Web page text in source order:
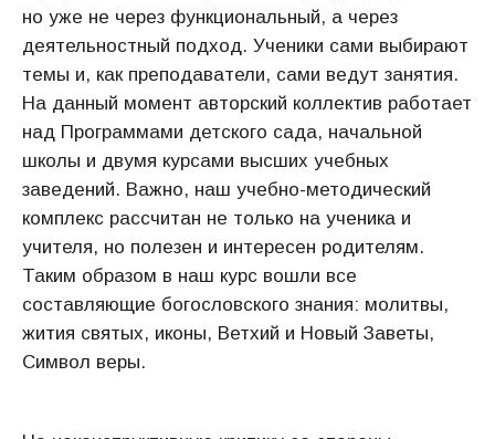
но уже не через функциональный, а через
деятельностный подход. Ученики сами выбирают
темы и, как преподаватели, сами ведут занятия.
На данный момент авторский коллектив работает
над Программами детского сада, начальной
школы и двумя курсами высших учебных
заведений. Важно, наш учебно-методический
комплекс рассчитан не только на ученика и
учителя, но полезен и интересен родителям.
Таким образом в наш курс вошли все
составляющие богословского знания: молитвы,
жития святых, иконы, Ветхий и Новый Заветы,
Символ веры.